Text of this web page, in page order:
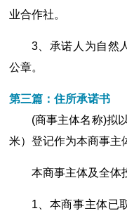
业合作社。
3、承诺人为自然
公章。
第三篇：住所承诺书
(商事主体名称)拟
米）登记作为本商事主
本商事主体及全体
1、本商事主体已